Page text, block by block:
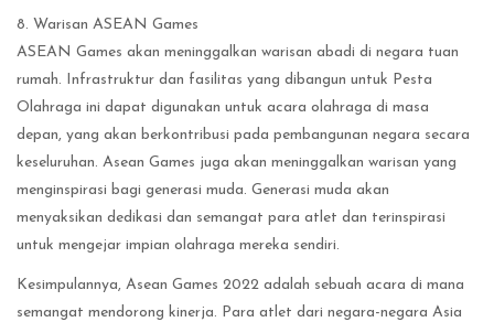
8. Warisan ASEAN Games
ASEAN Games akan meninggalkan warisan abadi di negara tuan
rumah. Infrastruktur dan fasilitas yang dibangun untuk Pesta
Olahraga ini dapat digunakan untuk acara olahraga di masa
depan, yang akan berkontribusi pada pembangunan negara secara
keseluruhan. Asean Games juga akan meninggalkan warisan yang
menginspirasi bagi generasi muda. Generasi muda akan
menyaksikan dedikasi dan semangat para atlet dan terinspirasi
untuk mengejar impian olahraga mereka sendiri.
Kesimpulannya, Asean Games 2022 adalah sebuah acara di mana
semangat mendorong kinerja. Para atlet dari negara-negara Asia